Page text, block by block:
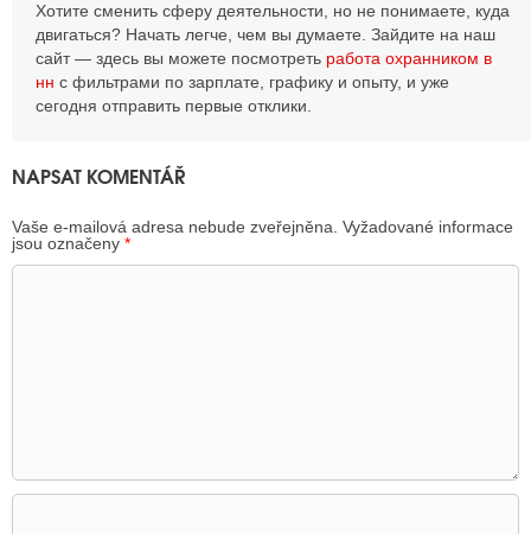
Хотите сменить сферу деятельности, но не понимаете, куда
двигаться? Начать легче, чем вы думаете. Зайдите на наш
сайт — здесь вы можете посмотреть работа охранником в
нн с фильтрами по зарплате, графику и опыту, и уже
сегодня отправить первые отклики.
NAPSAT KOMENTÁŘ
Vaše e-mailová adresa nebude zveřejněna. Vyžadované informace
jsou označeny *